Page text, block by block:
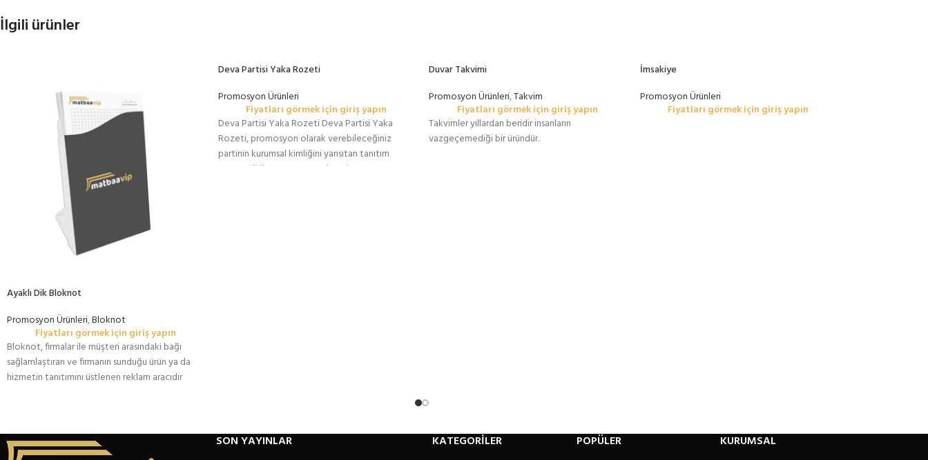
İlgili ürünler
Ayaklı Dik Bloknot
Promosyon Ürünleri,Bloknot
Fiyatları görmek için giriş yapın
Bloknot, firmalar ile müşteri arasındaki bağı
sağlamlaştıran ve firmanın sunduğu ürün ya da
hizmetin tanıtımını üstlenen reklam aracıdır
Deva Partisi Yaka Rozeti
Promosyon Ürünleri
Fiyatları görmek için giriş yapın
Deva Partisi Yaka Rozeti Deva Partisi Yaka
Rozeti, promosyon olarak verebileceğiniz
partinin kurumsal kimliğini yansıtan tanıtım
materyalidir. Bu ürünü, Matbaavip
Duvar Takvimi
Promosyon Ürünleri,Takvim
Fiyatları görmek için giriş yapın
Takvimler yıllardan beridir insanların
vazgeçemediği bir üründür.
İmsakiye
Promosyon Ürünleri
Fiyatları görmek için giriş yapın
SON YAYINLAR KATEGORİLER POPÜLER KURUMSAL